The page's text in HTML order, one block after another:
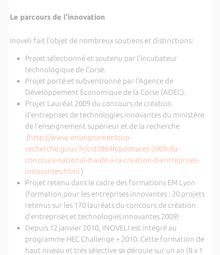
Le parcours de l'innovation
Inoveli fait l’objet de nombreux soutiens et distinctions:
Projet sélectionné et soutenu par l’incubateur
technologique de Corse.
Projet porté et subventionné par l’Agence de
Développement Economique de la Corse (ADEC).
Projet Lauréat 2009 du concours de création
d’entreprises de technologies innovantes du ministère
de l’enseignement supérieur et de la recherche
(http://www.enseignementsup-
recherche.gouv.fr/cid28640/palmares-2009-du-
concours-national-d-aide-a-la-creation-d-entreprises-
innovantes.html )
Projet retenu dans le cadre des formations EM Lyon
(formation pour les entreprises innovantes : 20 projets
retenus sur les 170 lauréats du concours de création
d’entreprises et technologies innovantes 2009)
Depuis 12 janvier 2010, INOVELI est intégré au
programme HEC Challenge + 2010. Cette formation de
haut niveau et très sélective se déroule sur un an (8 x 1